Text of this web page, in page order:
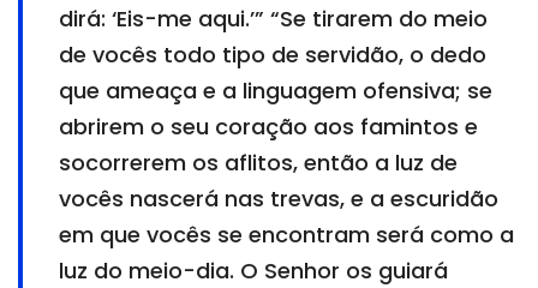
dirá: ‘Eis-me aqui.’” “Se tirarem do meio
de vocês todo tipo de servidão, o dedo
que ameaça e a linguagem ofensiva; se
abrirem o seu coração aos famintos e
socorrerem os aflitos, então a luz de
vocês nascerá nas trevas, e a escuridão
em que vocês se encontram será como a
luz do meio-dia. O Senhor os guiará